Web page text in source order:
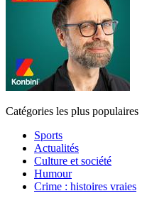
Catégories les plus populaires
Sports
Actualités
Culture et société
Humour
Crime : histoires vraies